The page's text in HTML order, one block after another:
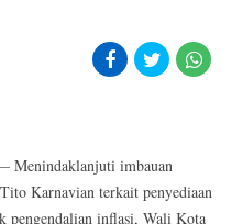
imbauan
Karnavian terkait penyediaan
pengendalian inflasi, Wali Kota